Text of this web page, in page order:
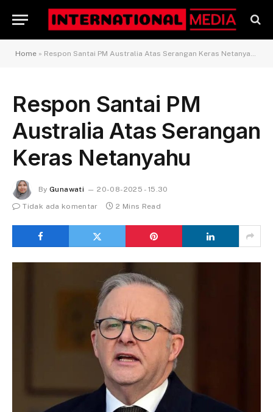
Home » Respon Santai PM Australia Atas Serangan Keras Netanyahu
Respon Santai PM
Australia Atas Serangan
Keras Netanyahu
By Gunawati
20-08-2025 - 15.30
Tidak ada komentar
2 Mins Read